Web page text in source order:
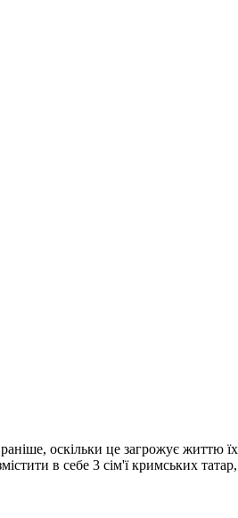
оскільки це загрожує життю
в себе 3 сім'ї кримських